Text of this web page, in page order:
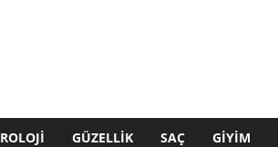
GÜZELLIK SAÇ GIYIM